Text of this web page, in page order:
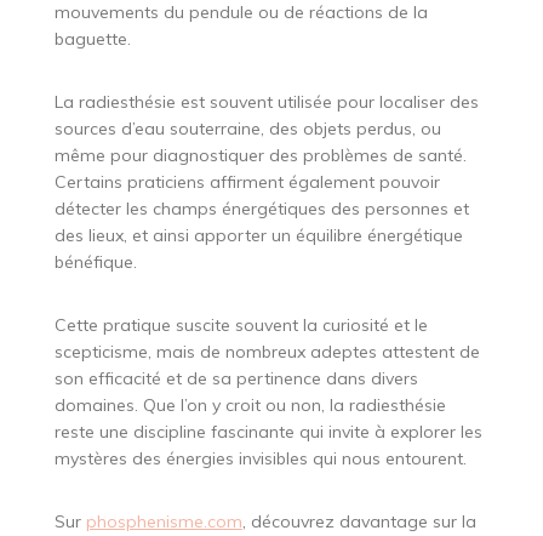
mouvements du pendule ou de réactions de la
baguette.
La radiesthésie est souvent utilisée pour localiser des
sources d’eau souterraine, des objets perdus, ou
même pour diagnostiquer des problèmes de santé.
Certains praticiens affirment également pouvoir
détecter les champs énergétiques des personnes et
des lieux, et ainsi apporter un équilibre énergétique
bénéfique.
Cette pratique suscite souvent la curiosité et le
scepticisme, mais de nombreux adeptes attestent de
son efficacité et de sa pertinence dans divers
domaines. Que l’on y croit ou non, la radiesthésie
reste une discipline fascinante qui invite à explorer les
mystères des énergies invisibles qui nous entourent.
Sur phosphenisme.com, découvrez davantage sur la